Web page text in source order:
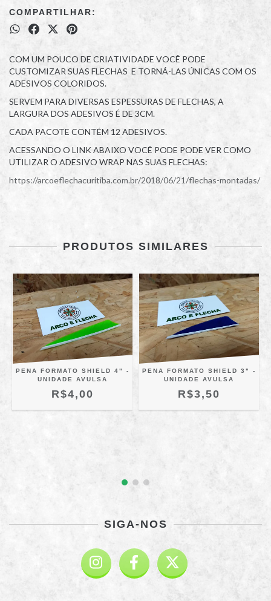
COMPARTILHAR:
COM UM POUCO DE CRIATIVIDADE VOCÊ PODE
CUSTOMIZAR SUAS FLECHAS E TORNÁ-LAS ÚNICAS COM OS
ADESIVOS COLORIDOS.
SERVEM PARA DIVERSAS ESPESSURAS DE FLECHAS, A
LARGURA DOS ADESIVOS É DE 3CM.
CADA PACOTE CONTÉM 12 ADESIVOS.
ACESSANDO O LINK ABAIXO VOCÊ PODE PODE VER COMO
UTILIZAR O ADESIVO WRAP NAS SUAS FLECHAS:
https://arcoeflechacuritiba.com.br/2018/06/21/flechas-montadas/
PRODUTOS SIMILARES
PENA FORMATO SHIELD 4" -
UNIDADE AVULSA
R$4,00
PENA FORMATO SHIELD 3" -
UNIDADE AVULSA
R$3,50
SIGA-NOS